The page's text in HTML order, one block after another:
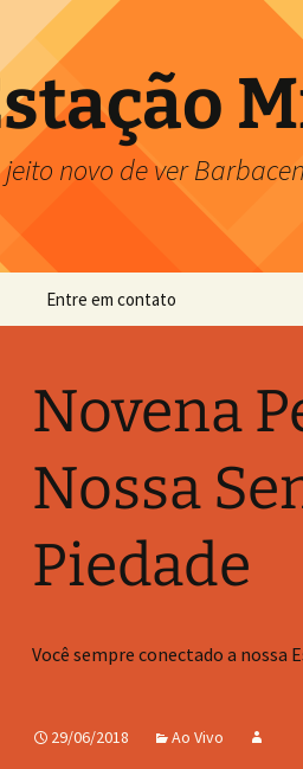
novo de ver
Entre em contato
Novena
Nossa
Piedade
Você sempre conectado a nossa
29/06/2018 Ao Vivo